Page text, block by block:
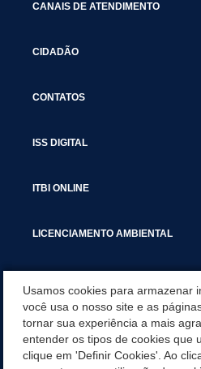
CANAIS DE ATENDIMENTO
CIDADÃO
CONTATOS
ISS DIGITAL
ITBI ONLINE
LICENCIAMENTO AMBIENTAL
SERVIÇOS
Usamos cookies para armazenar
você usa o nosso site e as
tornar sua experiência a mais
entender os tipos de cookies que
clique em 'Definir Cookies'. Ao